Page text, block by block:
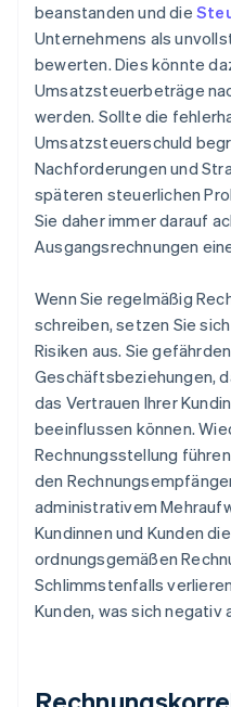
beanstanden und die
Unternehmens als
bewerten. Dies könnte
Umsatzsteuerbeträge
werden. Sollte die
Umsatzsteuerschuld
Nachforderungen und
späteren steuerlichen
Sie daher immer darauf
Ausgangsrechnungen
Wenn Sie regelmäßig
schreiben, setzen Sie
Risiken aus. Sie
Geschäftsbeziehungen,
das Vertrauen Ihrer
beeinflussen können.
Rechnungsstellung
den
administrativem
Kundinnen und Kunden
ordnungsgemäßen
Schlimmstenfalls
Kunden, was sich negativ